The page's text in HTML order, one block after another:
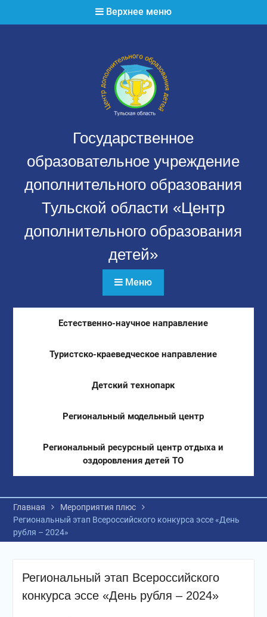
Верхнее меню
Государственное
образовательное учреждение
дополнительного образования
Тульской области «Центр
дополнительного образования
детей»
Меню
Естественно-научное направление
Туристско-краеведческое направление
Детский технопарк
Региональный модельный центр
Региональный ресурсный центр отдыха и
оздоровления детей ТО
Главная
Мероприятия плюс
Региональный этап Всероссийского конкурса эссе «День
рубля – 2024»
Региональный этап Всероссийского
конкурса эссе «День рубля – 2024»